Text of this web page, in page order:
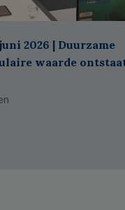
2026 | Duurzame
waarde